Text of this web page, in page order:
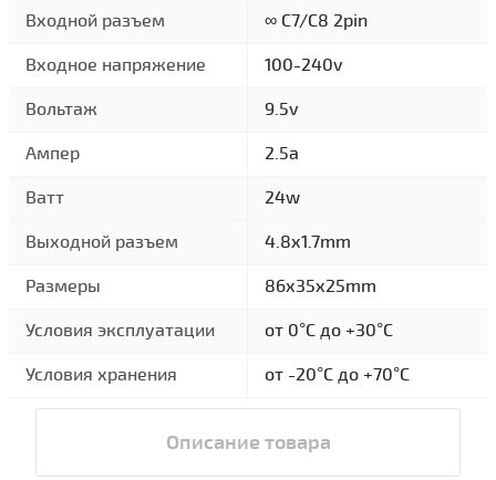
Входной разъем
∞ C7/C8 2pin
Входное напряжение
100-240v
Вольтаж
9.5v
Ампер
2.5a
Ватт
24w
Выходной разъем
4.8x1.7mm
Размеры
86x35x25mm
Условия эксплуатации
от 0°C до +30°C
Условия хранения
от -20°C до +70°C
Описание товара